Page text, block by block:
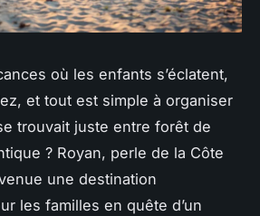
où les enfants s’éclatent,
et tout est simple à organiser
trouvait juste entre forêt de
? Royan, perle de la Côte
une destination
les familles en quête d’un